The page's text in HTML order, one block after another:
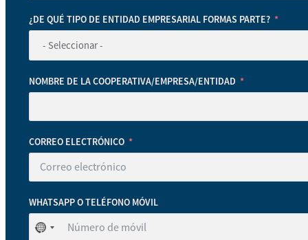
¿DE QUÉ TIPO DE ENTIDAD EMPRESARIAL FORMAS PARTE?
NOMBRE DE LA COOPERATIVA/EMPRESA/ENTIDAD
CORREO ELECTRÓNICO
WHATSAPP O TELÉFONO MÓVIL
No